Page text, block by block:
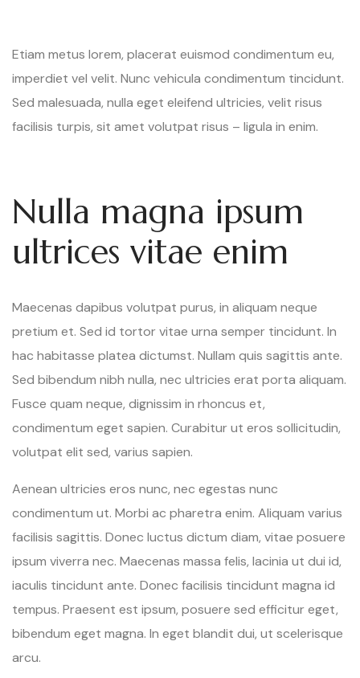
Etiam metus lorem, placerat euismod condimentum eu,
imperdiet vel velit. Nunc vehicula condimentum tincidunt.
Sed malesuada, nulla eget eleifend ultricies, velit risus
facilisis turpis, sit amet volutpat risus – ligula in enim.
Nulla magna ipsum
ultrices vitae enim
Maecenas dapibus volutpat purus, in aliquam neque
pretium et. Sed id tortor vitae urna semper tincidunt. In
hac habitasse platea dictumst. Nullam quis sagittis ante.
Sed bibendum nibh nulla, nec ultricies erat porta aliquam.
Fusce quam neque, dignissim in rhoncus et,
condimentum eget sapien. Curabitur ut eros sollicitudin,
volutpat elit sed, varius sapien.
Aenean ultricies eros nunc, nec egestas nunc
condimentum ut. Morbi ac pharetra enim. Aliquam varius
facilisis sagittis. Donec luctus dictum diam, vitae posuere
ipsum viverra nec. Maecenas massa felis, lacinia ut dui id,
iaculis tincidunt ante. Donec facilisis tincidunt magna id
tempus. Praesent est ipsum, posuere sed efficitur eget,
bibendum eget magna. In eget blandit dui, ut scelerisque
arcu.